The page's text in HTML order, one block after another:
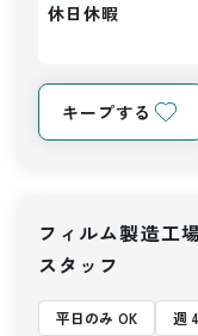
休日休暇
キープする
フィルム製造工
スタッフ
平日のみ OK 週